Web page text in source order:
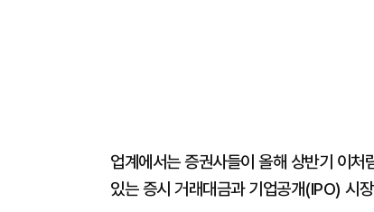
업계에서는 증권사들이 올해 상반기 이
있는 증시 거래대금과 기업공개(IPO) 시